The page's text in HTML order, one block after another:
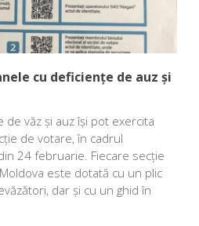
cu deficiențe de auz și
văz și auz își pot exercita
de votare, în cadrul
24 februarie. Fiecare secție
este dotată cu un plic
dar și cu un ghid în